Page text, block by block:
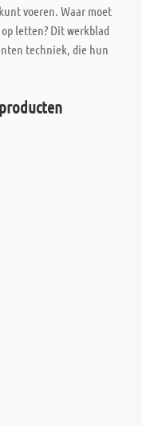
voeren. Waar moet
letten? Dit werkblad
techniek, die hun